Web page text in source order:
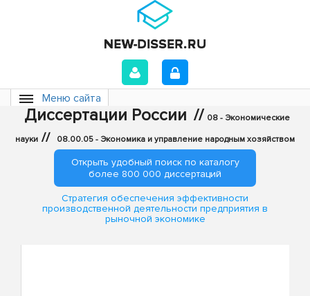
Меню сайта
Диссертации России // 08 - Экономические
науки // 08.00.05 - Экономика и управление народным хозяйством
Открыть удобный поиск по каталогу
более 800 000 диссертаций
Стратегия обеспечения эффективности
производственной деятельности предприятия в
рыночной экономике